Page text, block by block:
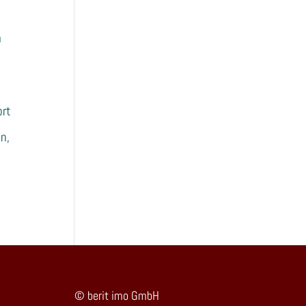
© berit imo GmbH